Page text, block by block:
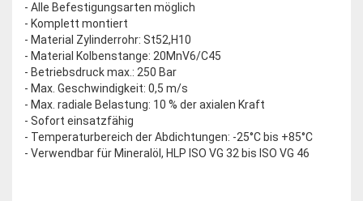
- Alle Befestigungsarten möglich
- Komplett montiert
- Material Zylinderrohr: St52,H10
- Material Kolbenstange: 20MnV6/C45
- Betriebsdruck max.: 250 Bar
- Max. Geschwindigkeit: 0,5 m/s
- Max. radiale Belastung: 10 % der axialen Kraft
- Sofort einsatzfähig
- Temperaturbereich der Abdichtungen: -25°C bis +85°C
- Verwendbar für Mineralöl, HLP ISO VG 32 bis ISO VG 46